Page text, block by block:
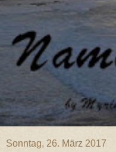
Sonntag, 26. März 2017